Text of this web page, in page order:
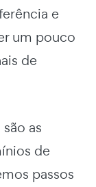
e
um pouco
de
as
de
passos